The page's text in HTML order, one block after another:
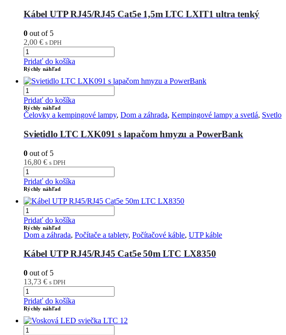
Kábel UTP RJ45/RJ45 Cat5e 1,5m LTC LXIT1 ultra tenký
0 out of 5
2,00 € s DPH
Pridať do košíka
Rýchly náhľad
Pridať do košíka
Rýchly náhľad
Čelovky a kempingové lampy, Dom a záhrada, Kempingové lampy a svetlá, Svetlo
Svietidlo LTC LXK091 s lapačom hmyzu a PowerBank
0 out of 5
16,80 € s DPH
Pridať do košíka
Rýchly náhľad
Pridať do košíka
Rýchly náhľad
Dom a záhrada, Počítače a tablety, Počítačové káble, UTP káble
Kábel UTP RJ45/RJ45 Cat5e 50m LTC LX8350
0 out of 5
13,73 € s DPH
Pridať do košíka
Rýchly náhľad